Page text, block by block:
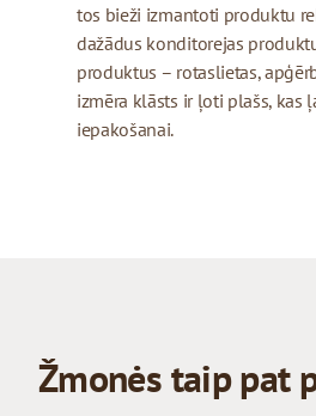
tos bieži izmantoti produktu
dažādus konditorejas
produktus – rotaslietas,
izmēra klāsts ir ļoti plašs, kas
iepakošanai.
Žmonės taip pat